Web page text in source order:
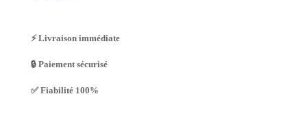
⚡ Livraison immédiate
🔒 Paiement sécurisé
✅ Fiabilité 100%